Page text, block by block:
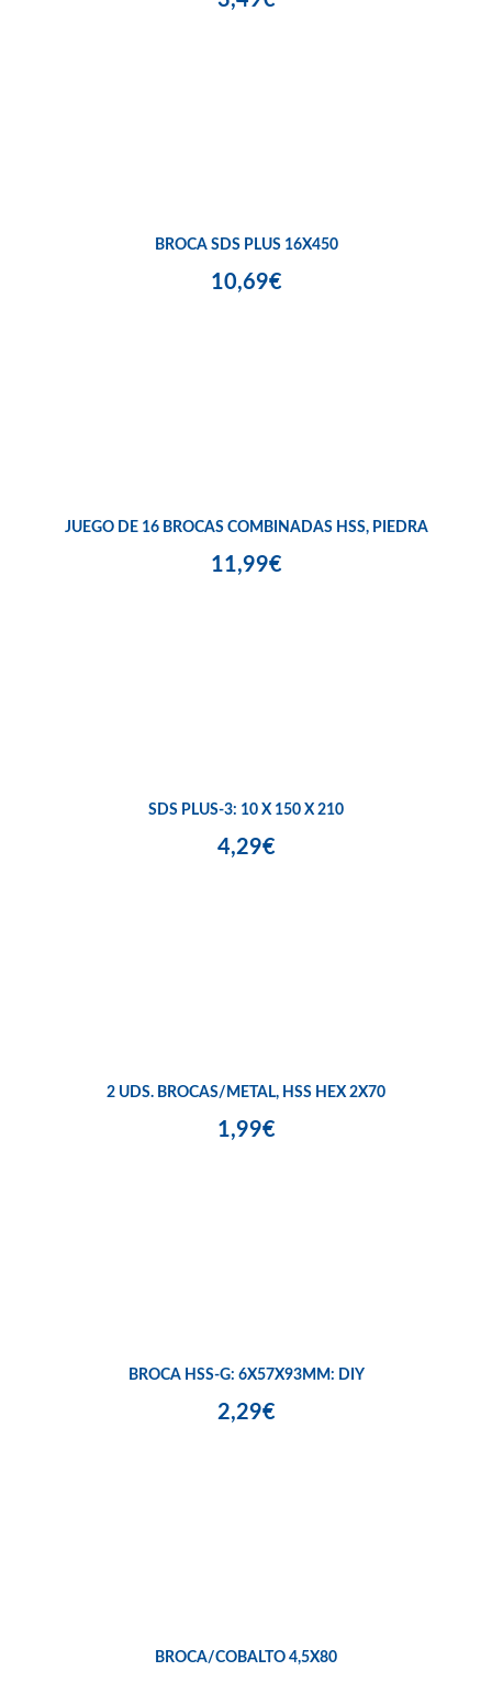
BROCA SDS PLUS 16X450
10,69€
JUEGO DE 16 BROCAS COMBINADAS HSS, PIEDRA
11,99€
SDS PLUS-3: 10 X 150 X 210
4,29€
2 UDS. BROCAS/METAL, HSS HEX 2X70
1,99€
BROCA HSS-G: 6X57X93MM: DIY
2,29€
BROCA/COBALTO 4,5X80